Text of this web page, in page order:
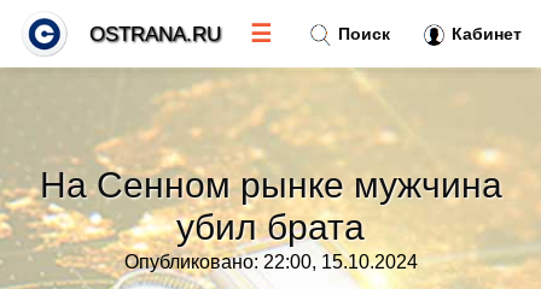
На Сенном рынке мужчина
убил брата
Опубликовано: 22:00, 15.10.2024
Поиск Кабинет
OSTRANA.RU ☰
Тренды новостей»
Рубрики»